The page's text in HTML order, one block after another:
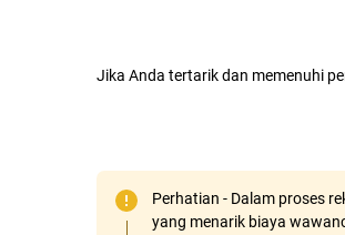
Jika Anda tertarik dan memenuhi
Perhatian - Dalam proses
yang menarik biaya